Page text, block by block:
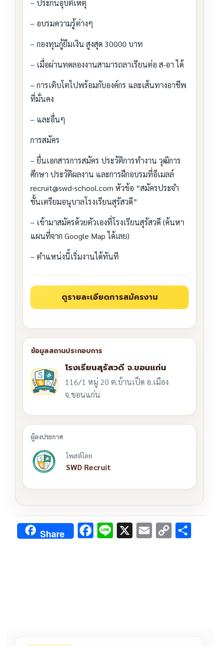
– ประกันอุบัติเหตุ
– อบรมความรู้ต่างๆ
– กองทุนกู้ยืมเงิน สูงสุด 30000 บาท
– เมื่อผ่านทดลองงานสามารถลาเรียนต่อ ส-อา ได้
– การเติบโตไปพร้อมกับองค์กร และเส้นทางอาชีพ
ที่มั่นคง
– และอื่นๆ
การสมัคร
– ยื่นเอกสารการสมัคร ประวัติการทำงาน วุฒิการ
ศึกษา ประวัติผลงาน และการฝึกอบรมที่อีเมลล์
recruit@swd-school.com หัวข้อ “สมัครประจำ
ชั้นเตรียมอนุบาลโรงเรียนสุรัสวดี”
– เข้ามาสมัครด้วยตัวเองที่โรงเรียนสุรัสวดี (ค้นหา
แผนที่จาก Google Map ได้เลย)
– ตำแหน่งนี้เริ่มงานได้ทันที
โรงเรียนสุรัสวดี จ.ขอนแก่น
116/1 หมู่ 20 ต.บ้านเป็ด อ.เมือง
จ.ขอนแก่น
โพสต์โดย
SWD Recruit
Share F Li X E C